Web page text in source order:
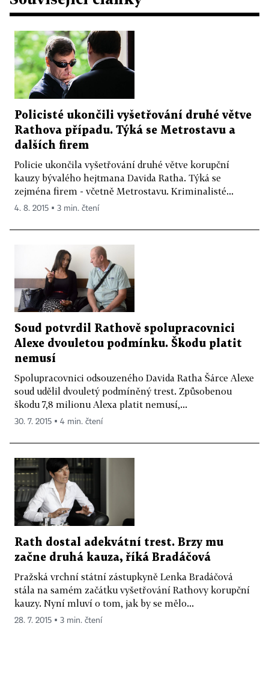
Policisté ukončili vyšetřování druhé větve
Rathova případu. Týká se Metrostavu a
dalších firem
Policie ukončila vyšetřování druhé větve korupční
kauzy bývalého hejtmana Davida Ratha. Týká se
zejména firem - včetně Metrostavu. Kriminalisté...
4. 8. 2015 ▪ 3 min. čtení
Soud potvrdil Rathově spolupracovnici
Alexe dvouletou podmínku. Škodu platit
nemusí
Spolupracovnici odsouzeného Davida Ratha Šárce Alexe
soud udělil dvouletý podmíněný trest. Způsobenou
škodu 7,8 milionu Alexa platit nemusí,...
30. 7. 2015 ▪ 4 min. čtení
Rath dostal adekvátní trest. Brzy mu
začne druhá kauza, říká Bradáčová
Pražská vrchní státní zástupkyně Lenka Bradáčová
stála na samém začátku vyšetřování Rathovy korupční
kauzy. Nyní mluví o tom, jak by se mělo...
28. 7. 2015 ▪ 3 min. čtení